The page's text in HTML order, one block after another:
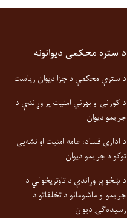
د ستره محکمی دیوانونه
د سترې محکمې د جزا دیوان ریاست
د کورني او بهرني امنیت پر وړاندې د
جرایمو دیوان
د اداري فساد، عامه امنیت او نشه‌یی
توکو د جرایمو دیوان
د ښځو پر وړاندې د تاوتریخوالي د
جرایمو او ماشومانو د تخلفاتو د
رسیده‌ګۍ دیوان